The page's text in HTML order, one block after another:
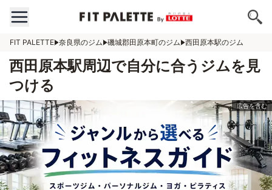
FIT PALETTE 奈良県のジム 磯城郡田原本町のジム 西田原本駅のジム
西田原本駅周辺で自分に合うジムを見
つける